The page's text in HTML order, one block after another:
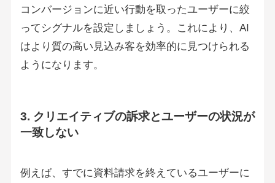
コンバージョンに近い行動を取ったユーザーに絞
ってシグナルを設定しましょう。これにより、AI
はより質の高い見込み客を効率的に見つけられる
ようになります。
3. クリエイティブの訴求とユーザーの状況が
一致しない
例えば、すでに資料請求を終えているユーザーに